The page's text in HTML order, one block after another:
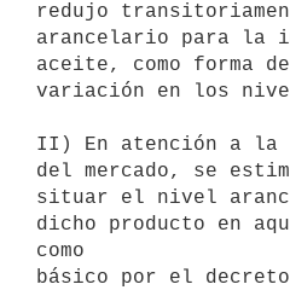
redujo
arancelario para la
aceite, como forma
variación en los
II) En atención a la
del mercado, se
situar el nivel
dicho producto en
como
básico por el